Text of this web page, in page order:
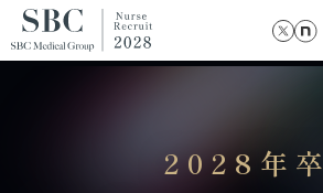
2028年卒